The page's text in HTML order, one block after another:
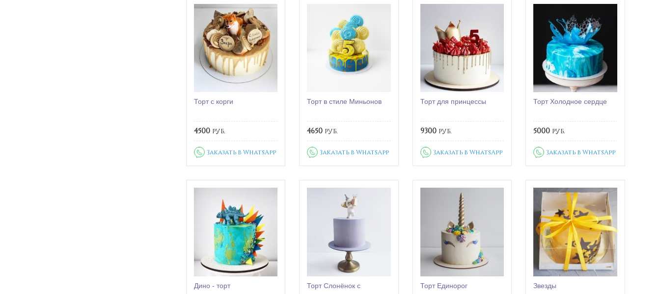
Торт с корги
4500руб.
Заказать в WhatsApp
Торт в стиле Миньонов
4650 руб.
Заказать в WhatsApp
Торт для принцессы
9300руб.
Заказать в WhatsApp
Торт Холодное сердце
5000 руб.
Заказать в WhatsApp
Дино - торт
Торт Слонёнок с
Торт Единорог Звезды